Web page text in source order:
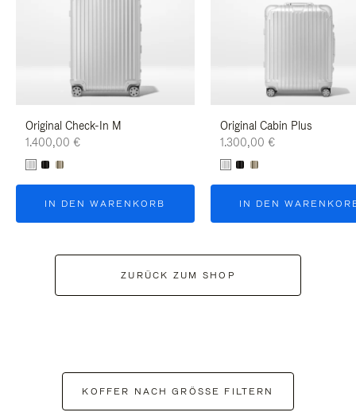
Original Check-In M
1.400,00 €
IN DEN WARENKORB
Original Cabin Plus
1.300,00 €
IN DEN
ZURÜCK ZUM SHOP
KOFFER NACH GRÖSSE FILTERN